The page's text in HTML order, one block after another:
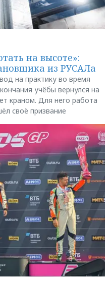
на высоте»:
из РУСАЛа
на практику во время
учёбы вернулся на
краном. Для него работа
своё призвание